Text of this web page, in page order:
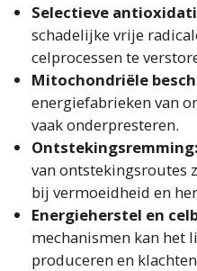
Selectieve
schadelijke vrije
celprocessen te
Mitochondriële
energiefabrieken van
vaak onderpresteren.
Ontstekingsremming:
van ontstekingsroutes
bij vermoeidheid en
Energieherstel en
mechanismen kan het
produceren en